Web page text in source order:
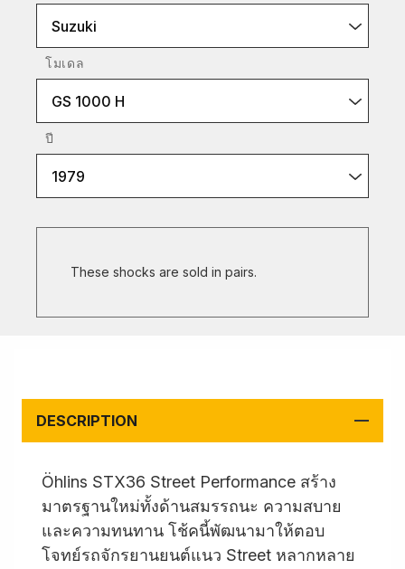
Suzuki
โมเดล
GS 1000 H
ปี
1979
These shocks are sold in pairs.
DESCRIPTION
Öhlins STX36 Street Performance สร้าง
มาตรฐานใหม่ทั้งด้านสมรรถนะ ความสบาย
และความทนทาน โช้คนี้พัฒนามาให้ตอบ
โจทย์รถจักรยานยนต์แนว Street หลากหลาย